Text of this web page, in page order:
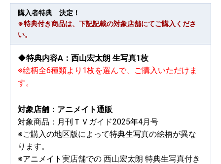
購入者特典 決定！
※特典付き商品は、下記記載の対象店舗にてご購入くださ
い。
◆特典内容A：西山宏太朗 生写真1枚
※絵柄全6種類より1枚を選んで、ご購入いただけま
す。
対象店舗：アニメイト通販
対象商品：月刊ＴＶガイド2025年4月号
※ご購入の地区版によって特典生写真の絵柄が異な
ります。
※アニメイト実店舗での 西山宏太朗 特典生写真付き